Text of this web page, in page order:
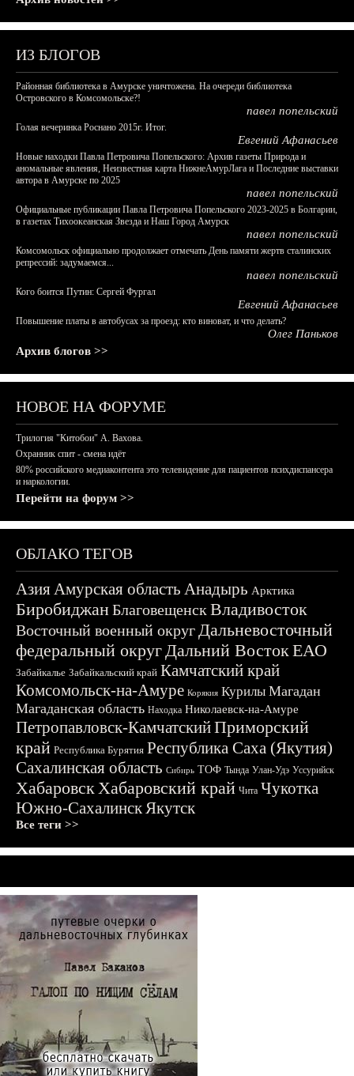
ИЗ БЛОГОВ
Районная библиотека в Амурске уничтожена. На очереди библиотека
Островского в Комсомольске?!
павел попельский
Голая вечеринка Роснано 2015г. Итог.
Евгений Афанасьев
Новые находки Павла Петровича Попельского: Архив газеты Природа и
аномальные явления, Неизвестная карта НижнеАмурЛага и Последние выставки
автора в Амурске по 2025
павел попельский
Официальные публикации Павла Петровича Попельского 2023-2025 в Болгарии,
в газетах Тихоокеанская Звезда и Наш Город Амурск
павел попельский
Комсомольск официально продолжает отмечать День памяти жертв сталинских
репрессий: задумаемся...
павел попельский
Кого боится Путин: Сергей Фургал
Евгений Афанасьев
Повышение платы в автобусах за проезд: кто виноват, и что делать?
Олег Паньков
Архив блогов >>
НОВОЕ НА ФОРУМЕ
Трилогия "Китобои" А. Вахова.
Охранник спит - смена идёт
80% российского медиаконтента это телевидение для пациентов психдиспансера
и наркологии.
Перейти на форум >>
ОБЛАКО ТЕГОВ
АзияАмурская область Анадырь Арктика
БиробиджанБлаговещенскВладивосток
Восточный военный округДальневосточный
федеральный округДальний ВостокЕАО
Забайкалье Забайкальский край Камчатский край
Комсомольск-на-Амуре Корякия Курилы Магадан
Магаданская область Находка Николаевск-на-Амуре
Петропавловск-КамчатскийПриморский
край Республика Бурятия Республика Саха (Якутия)
Сахалинская область Сибирь ТОФ Тында Улан-Удэ Уссурийск
ХабаровскХабаровский край Чита Чукотка
Южно-СахалинскЯкутск
Все теги >>